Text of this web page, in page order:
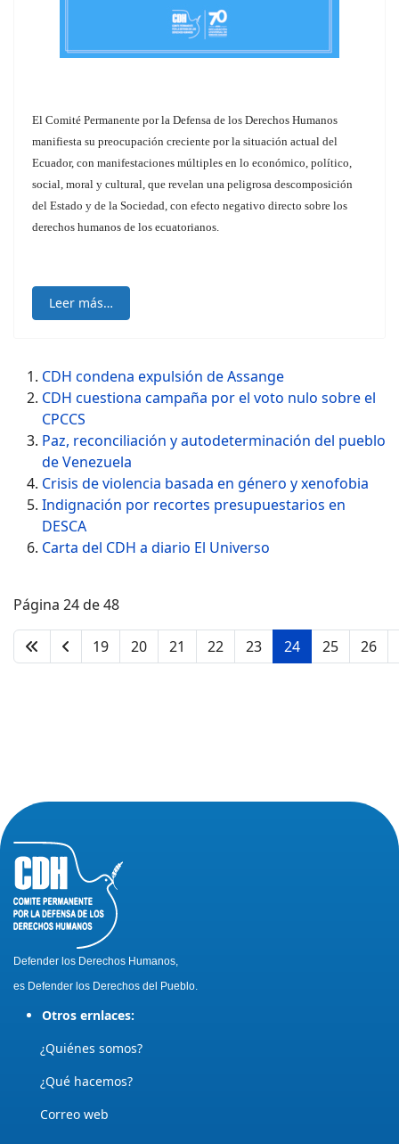
El Comité Permanente por la Defensa de los Derechos Humanos
manifiesta su preocupación creciente por la situación actual del
Ecuador, con manifestaciones múltiples en lo económico, político,
social, moral y cultural, que revelan una peligrosa descomposición
del Estado y de la Sociedad, con efecto negativo directo sobre los
derechos humanos de los ecuatorianos.
Leer más…
CDH condena expulsión de Assange
CDH cuestiona campaña por el voto nulo sobre el
CPCCS
Paz, reconciliación y autodeterminación del pueblo
de Venezuela
Crisis de violencia basada en género y xenofobia
Indignación por recortes presupuestarios en
DESCA
Carta del CDH a diario El Universo
Página 24 de 48
19 20 21 22 23 24 25 26
Defender los Derechos Humanos,
es Defender los Derechos del Pueblo.
Otros ernlaces:
¿Quiénes somos?
¿Qué hacemos?
Correo web